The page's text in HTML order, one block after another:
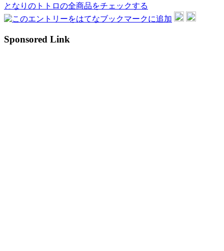
となりのトトロの全商品をチェックする
Sponsored Link